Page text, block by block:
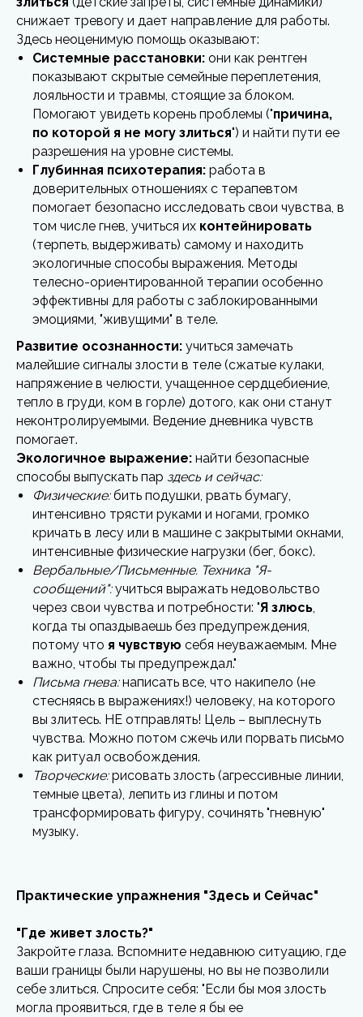
снижает тревогу и дает направление для работы.
Здесь неоценимую помощь оказывают:
Системные расстановки: они как рентген
показывают скрытые семейные переплетения,
лояльности и травмы, стоящие за блоком.
Помогают увидеть корень проблемы ("причина,
по которой я не могу злиться") и найти пути ее
разрешения на уровне системы.
Глубинная психотерапия: работа в
доверительных отношениях с терапевтом
помогает безопасно исследовать свои чувства, в
том числе гнев, учиться их контейнировать
(терпеть, выдерживать) самому и находить
экологичные способы выражения. Методы
телесно-ориентированной терапии особенно
эффективны для работы с заблокированными
эмоциями, "живущими" в теле.
Развитие осознанности: учиться замечать
малейшие сигналы злости в теле (сжатые кулаки,
напряжение в челюсти, учащенное сердцебиение,
тепло в груди, ком в горле) дотого, как они станут
неконтролируемыми. Ведение дневника чувств
помогает.
Экологичное выражение: найти безопасные
способы выпускать пар здесь и сейчас:
Физические:бить подушки, рвать бумагу,
интенсивно трясти руками и ногами, громко
кричать в лесу или в машине с закрытыми окнами,
интенсивные физические нагрузки (бег, бокс).
Вербальные/Письменные. Техника "Я-
сообщений":учиться выражать недовольство
через свои чувства и потребности: "Я злюсь,
когда ты опаздываешь без предупреждения,
потому что я чувствую себя неуважаемым. Мне
важно, чтобы ты предупреждал."
Письма гнева:написать все, что накипело (не
стесняясь в выражениях!) человеку, на которого
вы злитесь. НЕ отправлять! Цель – выплеснуть
чувства. Можно потом сжечь или порвать письмо
как ритуал освобождения.
Творческие:рисовать злость (агрессивные линии,
темные цвета), лепить из глины и потом
трансформировать фигуру, сочинять "гневную"
музыку.
Практические упражнения "Здесь и Сейчас"
"Где живет злость?"
Закройте глаза. Вспомните недавнюю ситуацию, где
ваши границы были нарушены, но вы не позволили
себе злиться. Спросите себя: "Если бы моя злость
могла проявиться, где в теле я бы ее